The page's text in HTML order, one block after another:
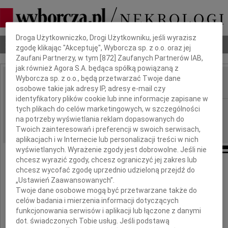
Nekrologi Odeszli Poradnik pogrzebowy
IMIĘ I NAZWISKO:
REGION: Opole
DATA EMISJI: 14.06.2011
szczere wyrazy współczucia
z powodu śmierci
Dbamy o Twoją prywatność
Droga Użytkowniczko, Drogi Użytkowniku, jeśli wyrazisz
zgodę klikając "Akceptuję", Wyborcza sp. z o.o. oraz jej
Zaufani Partnerzy, w tym [872 ] Zaufanych Partnerów IAB,
jak również Agora S.A. będąca spółką powiązaną z
Wyborcza sp. z o.o., będą przetwarzać Twoje dane
osobowe takie jak adresy IP, adresy e-mail czy
identyfikatory plików cookie lub inne informacje zapisane w
tych plikach do celów marketingowych, w szczególności
na potrzeby wyświetlania reklam dopasowanych do
Twoich zainteresowań i preferencji w swoich serwisach,
aplikacjach i w Internecie lub personalizacji treści w nich
wyświetlanych. Wyrażenie zgody jest dobrowolne. Jeśli nie
chcesz wyrazić zgody, chcesz ograniczyć jej zakres lub
chcesz wycofać zgodę uprzednio udzieloną przejdź do
„Ustawień Zaawansowanych”.
Twoje dane osobowe mogą być przetwarzane także do
celów badania i mierzenia informacji dotyczących
funkcjonowania serwisów i aplikacji lub łączone z danymi
dot. świadczonych Tobie usług. Jeśli podstawą